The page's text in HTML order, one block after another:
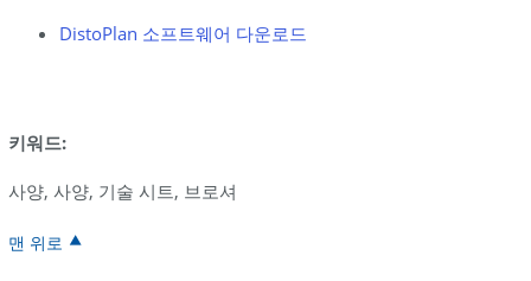
DistoPlan 소프트웨어 다운로드
키워드:
사양, 사양, 기술 시트, 브로셔
맨 위로